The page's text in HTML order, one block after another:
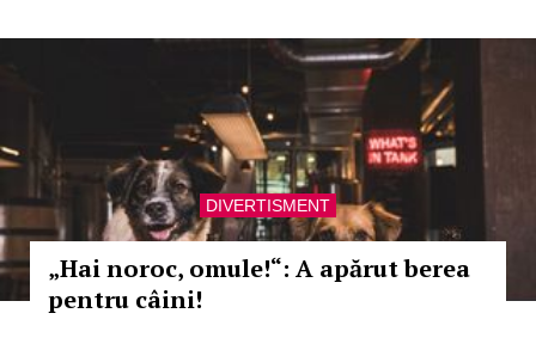
DIVERTISMENT
„Hai noroc, omule!“: A apărut berea
pentru câini!